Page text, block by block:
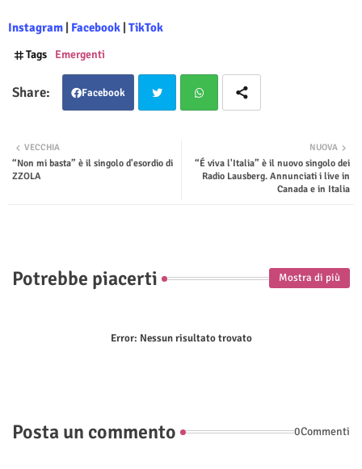
Instagram | Facebook | TikTok
Tags Emergenti
Facebook
ter tsap
NUOVA
“É viva l'Italia” è il nuovo singolo dei
Radio Lausberg. Annunciati i live in
Canada e in Italia
VECCHIA
“Non mi basta” è il singolo d'esordio di
ZZOLA
Potrebbe piacerti Mostra di più
Error: Nessun risultato trovato
Posta un commento 0Commenti